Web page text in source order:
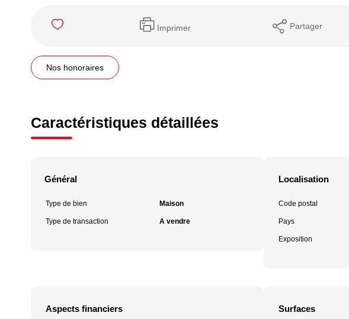
Imprimer Partager
Nos honoraires
Caractéristiques détaillées
Général
Type de bien Maison
Type de transaction A vendre
Localisation
Code postal
Pays
Exposition
Aspects financiers Surfaces